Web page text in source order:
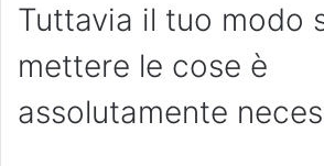
Tuttavia il tuo modo
mettere le cose è
assolutamente